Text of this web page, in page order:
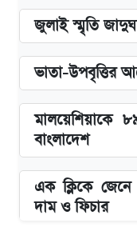
জুলাই স্মৃতি
ভাতা-উপবৃত্তির
মালয়েশিয়াকে
বাংলাদেশ
এক ক্লিকে
দাম ও ফিচার